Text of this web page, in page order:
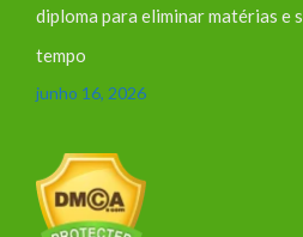
diploma para eliminar matérias e
tempo
junho 16, 2026